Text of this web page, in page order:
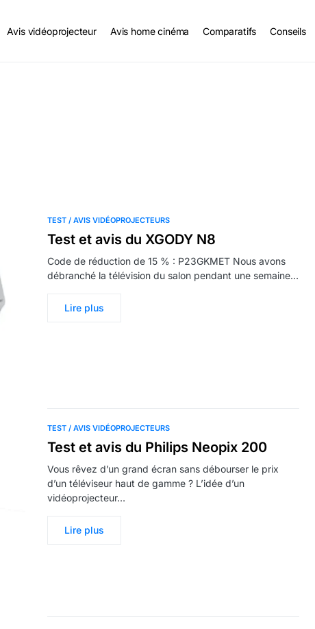
Avis vidéoprojecteur Avis home cinéma Comparatifs Conseils
TEST / AVIS VIDÉOPROJECTEURS
Test et avis du XGODY N8
Code de réduction de 15 % : P23GKMET Nous avons
débranché la télévision du salon pendant une semaine…
Lire plus
TEST / AVIS VIDÉOPROJECTEURS
Test et avis du Philips Neopix 200
Vous rêvez d’un grand écran sans débourser le prix
d’un téléviseur haut de gamme ? L’idée d’un
vidéoprojecteur…
Lire plus